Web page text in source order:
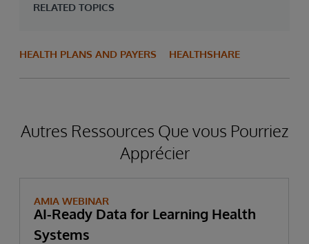
RELATED TOPICS
HEALTH PLANS AND PAYERS HEALTHSHARE
Autres Ressources Que vous Pourriez
Apprécier
AMIA WEBINAR
AI-Ready Data for Learning Health
Systems